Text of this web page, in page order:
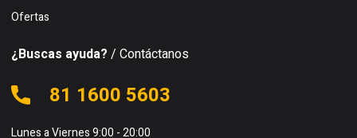
Ofertas
¿Buscas ayuda? / Contáctanos
81 1600 5603
Lunes a Viernes 9:00 - 20:00